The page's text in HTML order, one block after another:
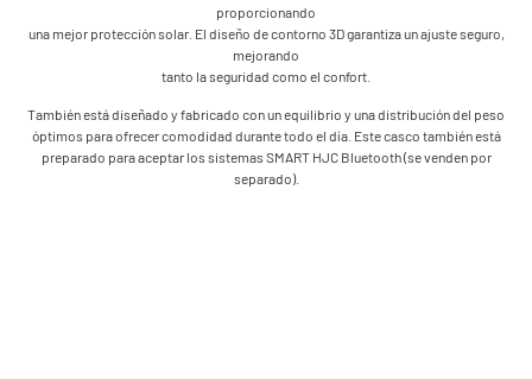
proporcionando
una mejor protección solar. El diseño de contorno 3D garantiza un ajuste seguro,
mejorando
tanto la seguridad como el confort.
También está diseñado y fabricado con un equilibrio y una distribución del peso
óptimos para ofrecer comodidad durante todo el día. Este casco también está
preparado para aceptar los sistemas SMART HJC Bluetooth (se venden por
separado).